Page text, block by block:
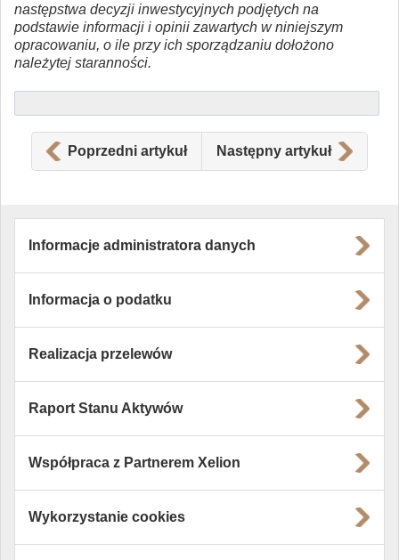
następstwa decyzji inwestycyjnych podjętych na
podstawie informacji i opinii zawartych w niniejszym
opracowaniu, o ile przy ich sporządzaniu dołożono
należytej staranności.
Poprzedni artykuł Następny artykuł
Informacje administratora danych
Informacja o podatku
Realizacja przelewów
Raport Stanu Aktywów
Współpraca z Partnerem Xelion
Wykorzystanie cookies